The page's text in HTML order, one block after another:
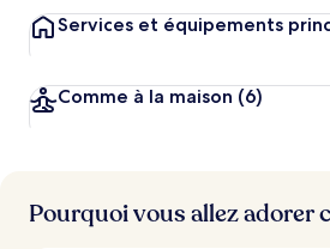
Services et équipements
Comme à la maison (6)
Pourquoi vous allez adorer